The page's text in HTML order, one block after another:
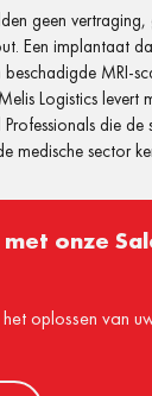
geen
Een implantaat
MRI-
Logistics levert
die de
medische sector
onze
oplossen van